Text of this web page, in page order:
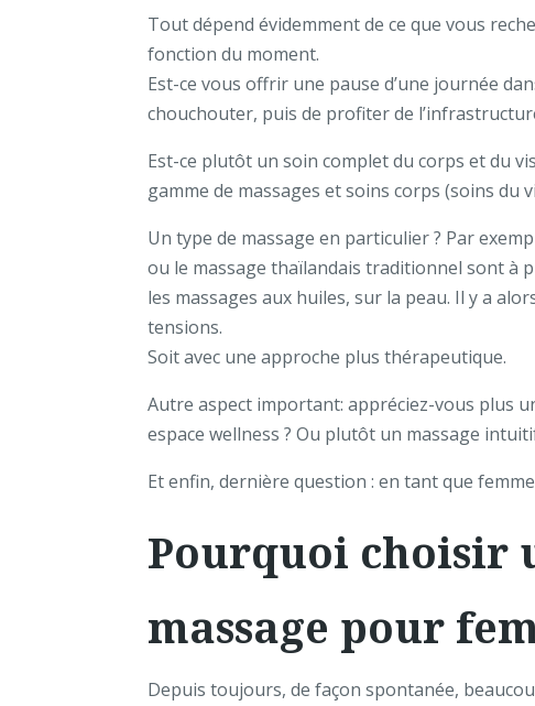
Tout dépend évidemment de ce que vous
fonction du moment.
Est-ce vous offrir une pause d’une journée
chouchouter, puis de profiter de
Est-ce plutôt un soin complet du corps et du
gamme de massages et soins corps (soins du
Un type de massage en particulier ? Par
ou le massage thaïlandais traditionnel sont à
les massages aux huiles, sur la peau. Il y a
tensions.
Soit avec une approche plus thérapeutique.
Autre aspect important: appréciez-vous plus
espace wellness ? Ou plutôt un massage
Et enfin, dernière question : en tant que
Pourquoi choisir
massage pour
Depuis toujours, de façon spontanée,